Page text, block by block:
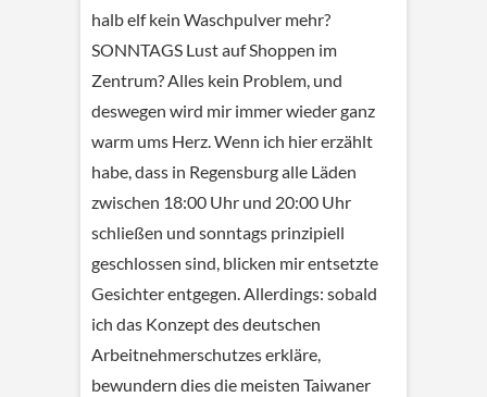
halb elf kein Waschpulver mehr?
SONNTAGS Lust auf Shoppen im
Zentrum? Alles kein Problem, und
deswegen wird mir immer wieder ganz
warm ums Herz. Wenn ich hier erzählt
habe, dass in Regensburg alle Läden
zwischen 18:00 Uhr und 20:00 Uhr
schließen und sonntags prinzipiell
geschlossen sind, blicken mir entsetzte
Gesichter entgegen. Allerdings: sobald
ich das Konzept des deutschen
Arbeitnehmerschutzes erkläre,
bewundern dies die meisten Taiwaner